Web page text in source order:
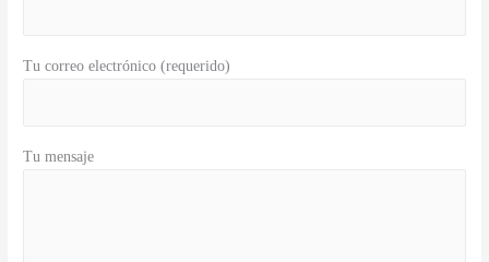
Tu correo electrónico (requerido)
Tu mensaje